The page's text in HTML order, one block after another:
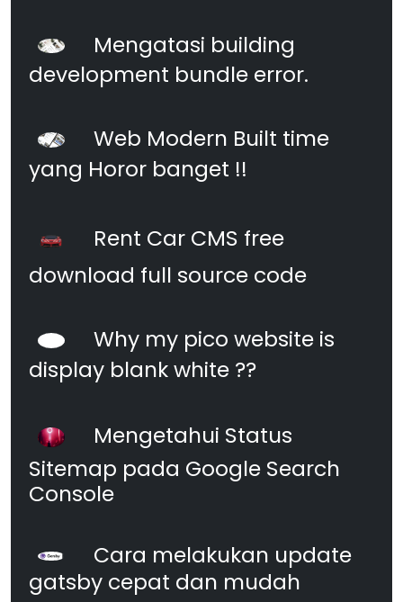
Mengatasi building
development bundle error.
Web Modern Built time
yang Horor banget !!
Rent Car CMS free
download full source code
Why my pico website is
display blank white ??
Mengetahui Status
Sitemap pada Google Search
Console
Cara melakukan update
gatsby cepat dan mudah